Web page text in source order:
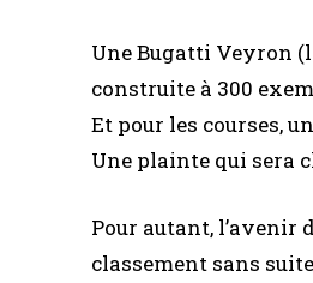
Une Bugatti Veyron
construite à 300
Et pour les courses,
Une plainte qui sera
Pour autant, l’avenir
classement sans